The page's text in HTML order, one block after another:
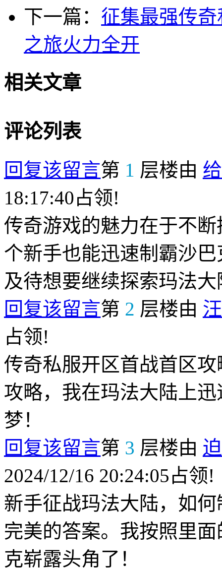
下一篇： 征集最强传
之旅火力全开
相关文章
评论列表
回复该留言第 1 层楼由
18:17:40占领!
传奇游戏的魅力在于不
个新手也能迅速制霸沙
及待想要继续探索玛法
回复该留言第 2 层楼由
占领!
传奇私服开区首战首区
攻略，我在玛法大陆上
梦！
回复该留言第 3 层楼由
2024/12/16 20:24:05占领!
新手征战玛法大陆，如
完美的答案。我按照里
克崭露头角了！